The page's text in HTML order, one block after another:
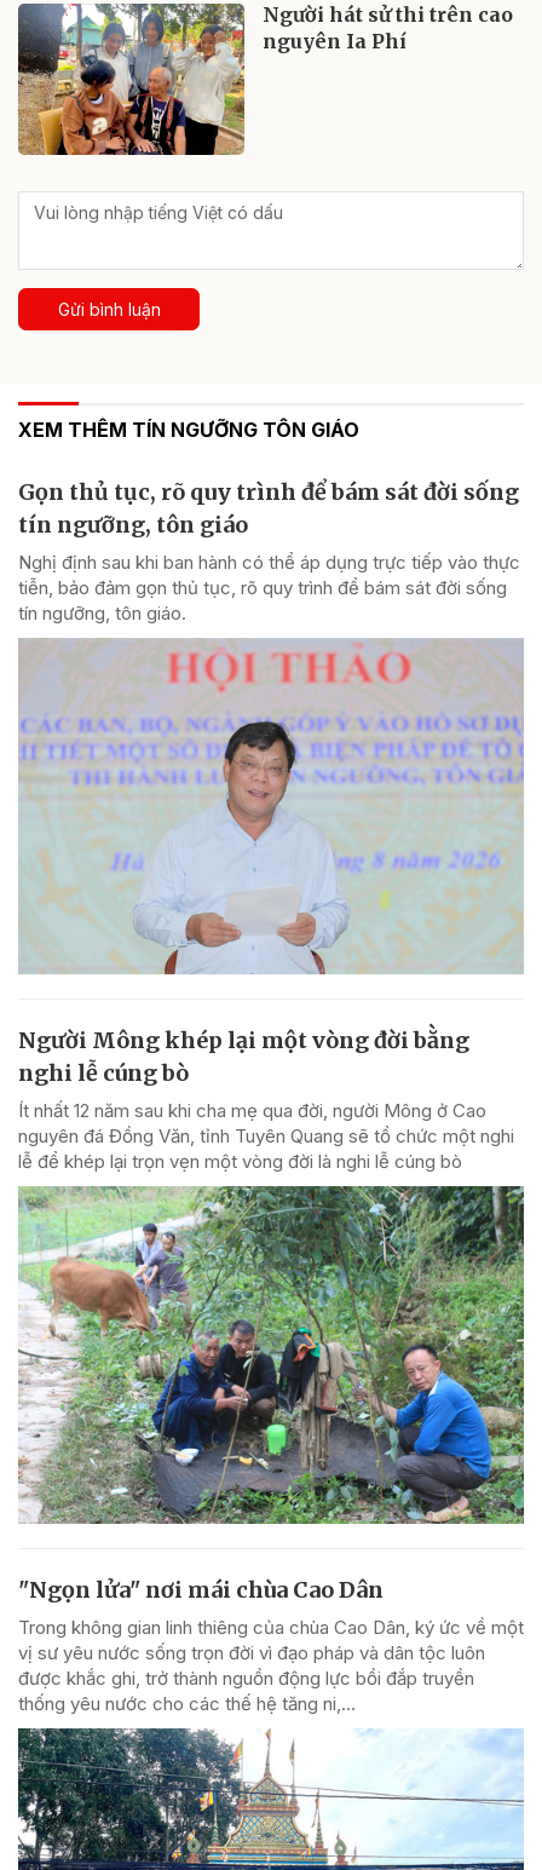
Người hát sử thi trên cao
nguyên Ia Phí
Gửi bình luận
XEM THÊM TÍN NGƯỠNG TÔN GIÁO
Gọn thủ tục, rõ quy trình để bám sát đời sống
tín ngưỡng, tôn giáo
Nghị định sau khi ban hành có thể áp dụng trực tiếp vào thực
tiễn, bảo đảm gọn thủ tục, rõ quy trình để bám sát đời sống
tín ngưỡng, tôn giáo.
Người Mông khép lại một vòng đời bằng
nghi lễ cúng bò
Ít nhất 12 năm sau khi cha mẹ qua đời, người Mông ở Cao
nguyên đá Đồng Văn, tỉnh Tuyên Quang sẽ tổ chức một nghi
lễ để khép lại trọn vẹn một vòng đời là nghi lễ cúng bò
"Ngọn lửa" nơi mái chùa Cao Dân
Trong không gian linh thiêng của chùa Cao Dân, ký ức về một
vị sư yêu nước sống trọn đời vì đạo pháp và dân tộc luôn
được khắc ghi, trở thành nguồn động lực bồi đắp truyền
thống yêu nước cho các thế hệ tăng ni,...